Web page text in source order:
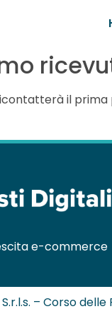
il
e-commerce
– Corso